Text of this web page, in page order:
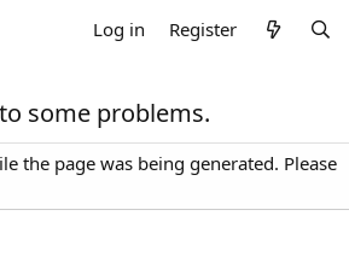
Log in Register
some problems.
the page was being generated. Please